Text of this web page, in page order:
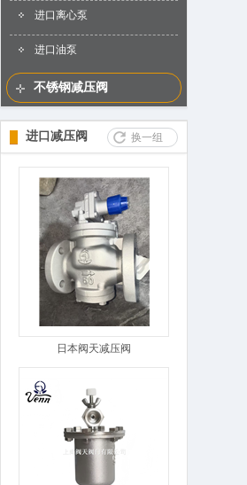
进口离心泵
进口油泵
不锈钢减压阀
换一组
进口减压阀
日本阀天减压阀